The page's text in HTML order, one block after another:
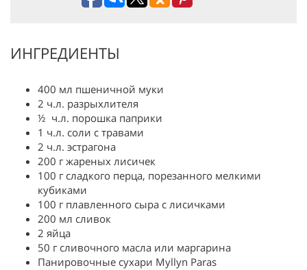
ИНГРЕДИЕНТЫ
400 мл пшеничной муки
2 ч.л. разрыхлителя
½ ч.л. порошка паприки
1 ч.л. соли с травами
2 ч.л. эстрагона
200 г жареных лисичек
100 г сладкого перца, порезанного мелкими
кубиками
100 г плавленного сыра с лисичками
200 мл сливок
2 яйца
50 г сливочного масла или маргарина
Панировочные сухари Myllyn Paras